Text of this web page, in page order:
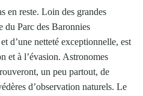
en reste. Loin des grandes
du Parc des Baronnies
d’une netteté exceptionnelle, est
et à l’évasion. Astronomes
un peu partout, de
d’observation naturels. Le